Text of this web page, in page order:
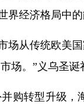
经济格局中的
从传统欧美
场。”义乌圣诞
购转型升级